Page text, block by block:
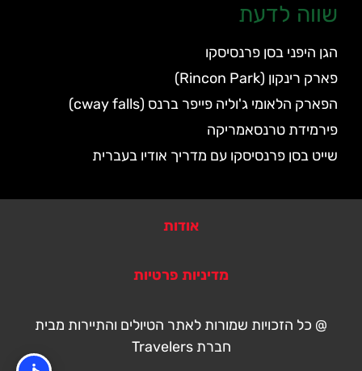
שווה לדעת
הגן היפני בסן פרנסיסקו
פארק רינקון (Rincon Park)
הפארק הלאומי ג'וליה פייפר ברנס (cway falls)
פירמידת טרנסאמריקה
שייט בסן פרנסיסקו עם מדריך אודיו בעברית
אודות
מדיניות פרטיות
@ כל הזכויות שמורות לאתר הטיולים והתיירות מבית
חברת Travelers